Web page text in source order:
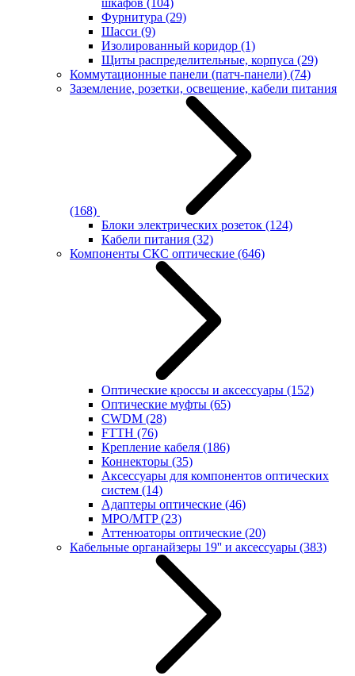
шкафов (104)
Фурнитура (29)
Шасси (9)
Изолированный коридор (1)
Щиты распределительные, корпуса (29)
Коммутационные панели (патч-панели) (74)
Заземление, розетки, освещение, кабели питания
(168)
Блоки электрических розеток (124)
Кабели питания (32)
Компоненты СКС оптические (646)
Оптические кроссы и аксессуары (152)
Оптические муфты (65)
CWDM (28)
FTTH (76)
Крепление кабеля (186)
Коннекторы (35)
Аксессуары для компонентов оптических
систем (14)
Адаптеры оптические (46)
MPO/MTP(23)
Аттенюаторы оптические (20)
Кабельные органайзеры 19'' и аксессуары (383)